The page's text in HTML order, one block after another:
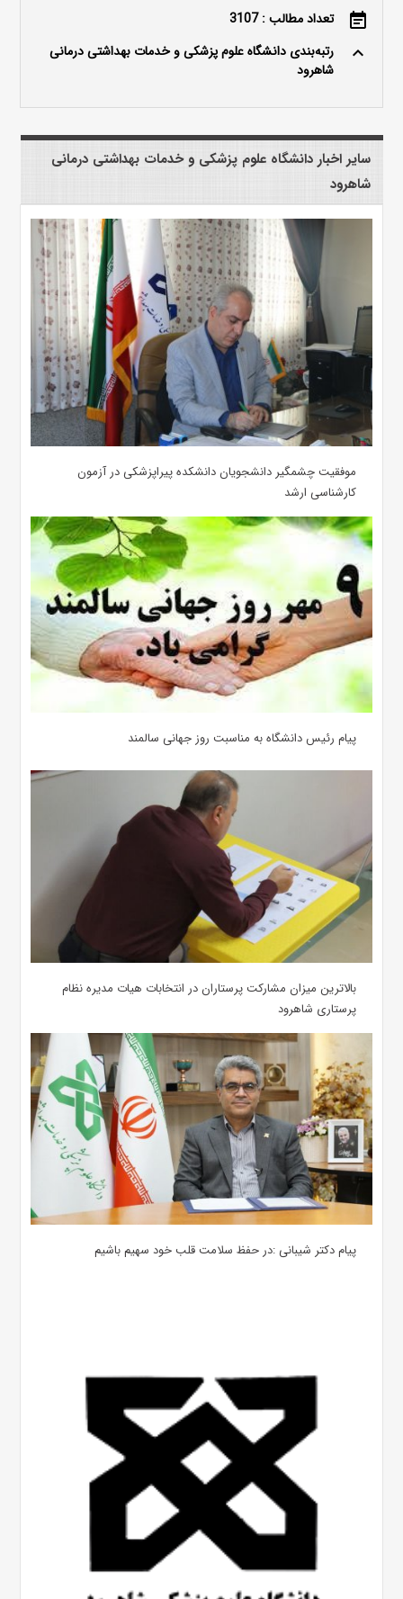
event_note تعداد مطالب : 3107
keyboard_arrow_up
رتبه‌بندی دانشگاه علوم پزشکی و خدمات بهداشتی درمانی
شاهرود
سایر اخبار دانشگاه علوم پزشکی و خدمات بهداشتی درمانی
شاهرود
موفقیت چشمگیر دانشجویان دانشکده پیراپزشکی در آزمون
کارشناسی ارشد
پیام رئیس دانشگاه به مناسبت روز جهانی سالمند
بالاترین میزان مشارکت پرستاران در انتخابات هیات مدیره نظام
پرستاری شاهرود
پیام دکتر شیبانی :در حفظ سلامت قلب خود سهیم باشیم